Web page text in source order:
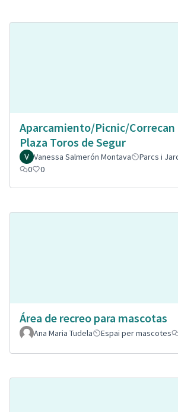
Aparcamiento/Picnic/Correcan
Plaza Toros de Segur
Vanessa Salmerón Montava
Parcs i
0
0
Área de recreo para mascotas
Ana Maria Tudela
Espai per mascotes